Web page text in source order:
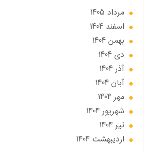
مرداد 1405
اسفند 1404
بهمن 1404
دی 1404
آذر 1404
آبان 1404
مهر 1404
شهریور 1404
تير 1404
ارديبهشت 1404